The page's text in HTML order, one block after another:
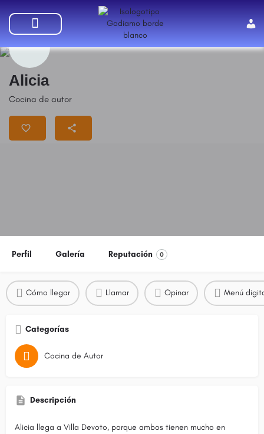
Alicia
Cocina de autor
Perfil Galería Reputación 0
Cómo llegar Llamar Opinar Menú
Categorías
Cocina de Autor
Descripción
Alicia llega a Villa Devoto, porque ambos tienen mucho en